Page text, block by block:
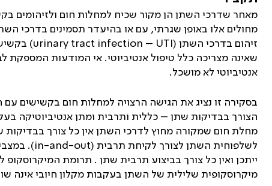
מאחר שדרכי השתן הן מקור שכיח למחלות חום ולזיהומים
מחולים אלו באופן שגרתי, עם או בהיעדר תסמינים בדרכי
זיהום בדרכי השתן ( urinary tract infection – UTI
)
שאינה מצריכה כלל טיפול אנטיביוטי. אי המודעות המספקת
אנטיביוטי לא מושכל.
בסקירה זו נציג את הגישה הרצויה למחלות חום בקשישים
הצורך בבדיקות שתן – כללית ותרבית ומתן אנטיביוטיקה
מחלת חום שמקורה מחוץ לדרכי השתן אין כל צורך
לשלפוחית השתן לצורך לקיחת תרבית (in-and-out
).
ייתכן ואין כל צורך בביצוע תרבית שתן . תרומת
מיקרוסקופית שלילית של השתן בעקבות מקלון חיובי אינה